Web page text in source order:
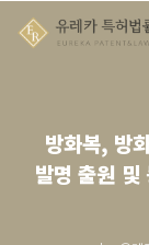
방화복, 방
발명 출원